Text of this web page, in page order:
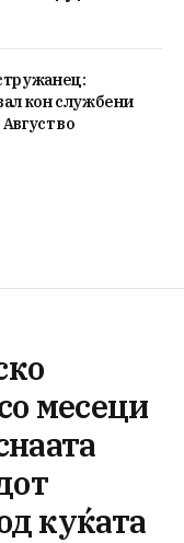
кон службени
во
месеци
куќата